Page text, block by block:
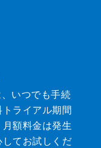
いつでも手続
ライアル期間
額料金は発生
てお試しくだ